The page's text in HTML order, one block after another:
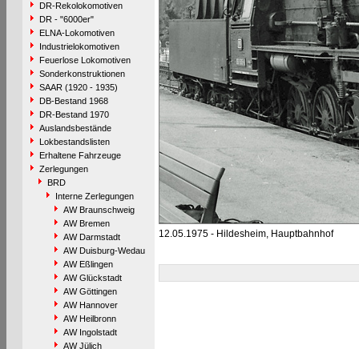
DR-Rekolokomotiven
DR - "6000er"
ELNA-Lokomotiven
Industrielokomotiven
Feuerlose Lokomotiven
Sonderkonstruktionen
SAAR (1920 - 1935)
DB-Bestand 1968
DR-Bestand 1970
Auslandsbestände
Lokbestandslisten
Erhaltene Fahrzeuge
Zerlegungen
BRD
Interne Zerlegungen
AW Braunschweig
AW Bremen
AW Darmstadt
AW Duisburg-Wedau
AW Eßlingen
AW Glückstadt
AW Göttingen
AW Hannover
AW Heilbronn
AW Ingolstadt
AW Jülich
12.05.1975 - Hildesheim, Hauptbahnhof